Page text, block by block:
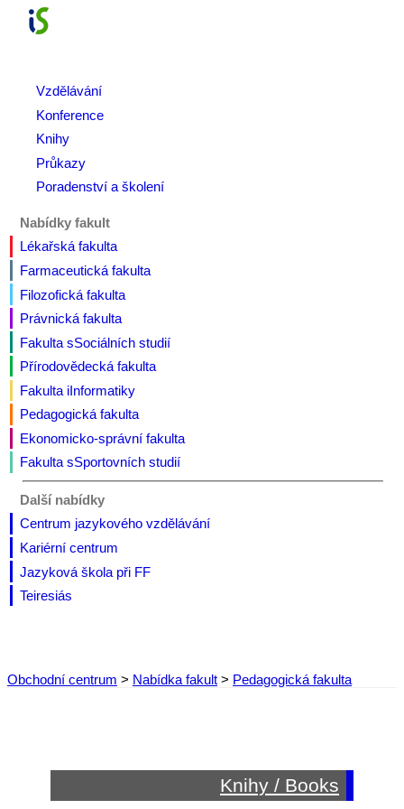
Vzdělávání
Konference
Knihy
Průkazy
Poradenství a školení
Nabídky fakult
Lékařská fakulta
Farmaceutickáfakulta
Filozofická fakulta
Právnická fakulta
Fakulta sSociálních studií
Přírodovědecká fakulta
Fakulta iInformatiky
Pedagogická fakulta
Ekonomicko-správnífakulta
Fakulta sSportovních studií
Další nabídky
Centrum jazykového vzdělávání
Kariérní centrum
Jazyková škola při FF
Teiresiás
Obchodní centrum > Nabídka fakult > Pedagogická fakulta
Knihy / Books